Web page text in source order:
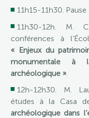
11h15-11h30. Pause
11h30-12h. M.
conférences à
« Enjeux du
monumentale à
archéologique ».
12h-12h30. M.
études à la Casa
archéologique dans